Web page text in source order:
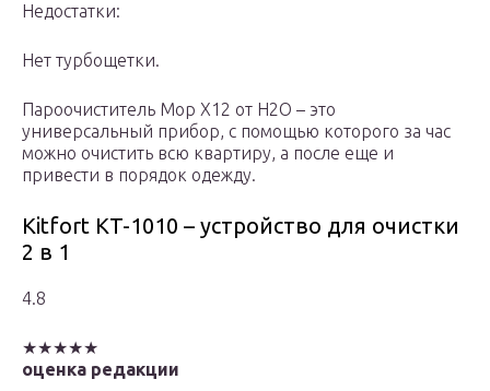
Недостатки:
Нет турбощетки.
Пароочиститель Mop X12 от H2O – это
универсальный прибор, с помощью которого за час
можно очистить всю квартиру, а после еще и
привести в порядок одежду.
Kitfort KT-1010 – устройство для очистки
2 в 1
4.8
★★★★★
оценка редакции